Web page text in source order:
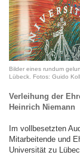
Bilder eines rundum
Lübeck. Fotos: Guido
Verleihung der
Heinrich Niemann
Im vollbesetzten
Mitarbeitende und
Universität zu